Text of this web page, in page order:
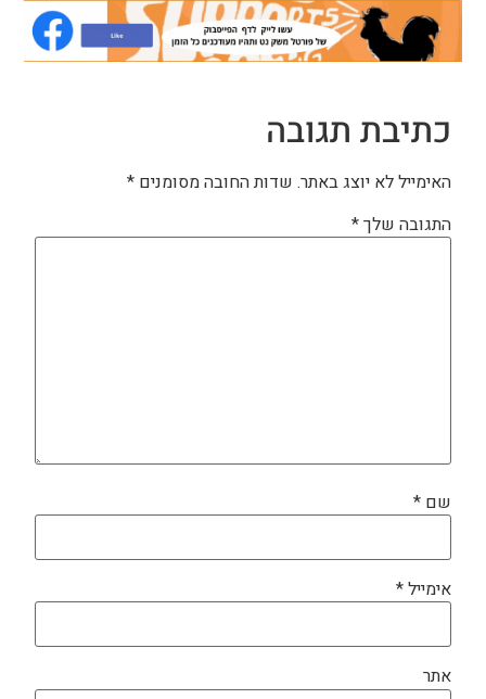
כתיבת תגובה
האימייל לא יוצג באתר. שדות החובה מסומנים *
התגובה שלך*
שם *
אימייל*
אתר